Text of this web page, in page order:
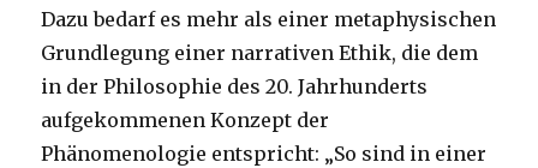
Dazu bedarf es mehr als einer metaphysischen
Grundlegung einer narrativen Ethik, die dem
in der Philosophie des 20. Jahrhunderts
aufgekommenen Konzept der
Phänomenologie entspricht: „So sind in einer